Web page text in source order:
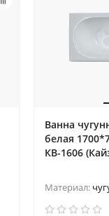
Ванна
белая
КВ-1606
Материал: